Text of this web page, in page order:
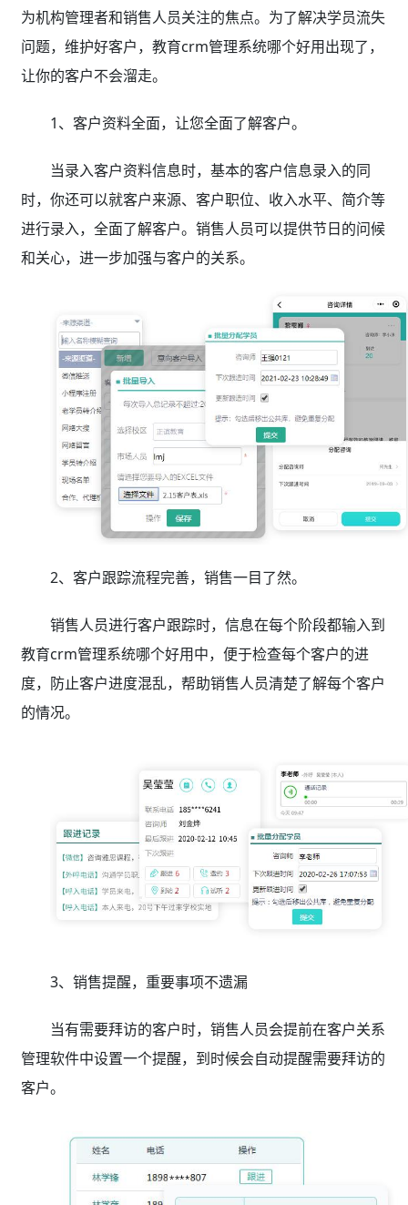
为机构管理者和销售人员关注的焦点。为了解决学员流失
问题，维护好客户，教育crm管理系统哪个好用出现了，
让你的客户不会溜走。
1、客户资料全面，让您全面了解客户。
当录入客户资料信息时，基本的客户信息录入的同
时，你还可以就客户来源、客户职位、收入水平、简介等
进行录入，全面了解客户。销售人员可以提供节日的问候
和关心，进一步加强与客户的关系。
2、客户跟踪流程完善，销售一目了然。
销售人员进行客户跟踪时，信息在每个阶段都输入到
教育crm管理系统哪个好用中，便于检查每个客户的进
度，防止客户进度混乱，帮助销售人员清楚了解每个客户
的情况。
3、销售提醒，重要事项不遗漏
当有需要拜访的客户时，销售人员会提前在客户关系
管理软件中设置一个提醒，到时候会自动提醒需要拜访的
客户。